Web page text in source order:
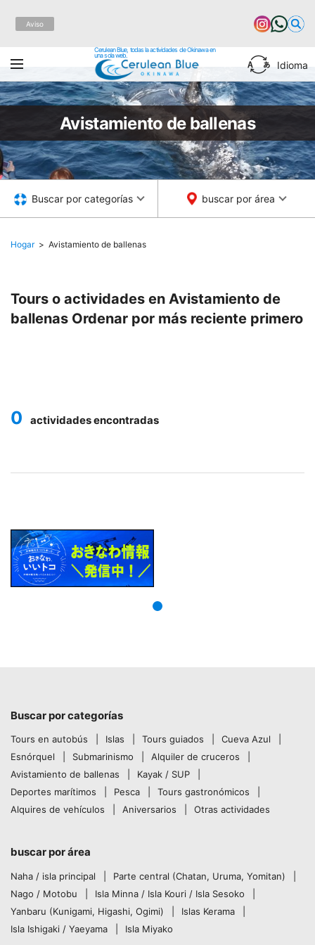
Aviso
Cerulean Blue, todas la actividades de Okinawa en
una sola web.
Idioma
Hogar Avistamiento de ballenas
Buscar por categorías buscar por área
Avistamiento de ballenas
Tours o actividades en Avistamiento de
ballenas Ordenar por más reciente primero
0 actividades encontradas
Buscar por categorías
Tours en autobús Islas Tours guiados
Cueva Azul
Esnórquel
Submarinismo
Alquiler de cruceros
Avistamiento de ballenas
Kayak / SUP
Deportes marítimos
Pesca
Tours gastronómicos
Alquires de vehículos
Aniversarios Otras actividades
buscar por área
Naha / isla principal
Parte central (Chatan, Uruma, Yomitan)
Nago / Motobu
Isla Minna / Isla Kouri / Isla Sesoko
Yanbaru (Kunigami, Higashi, Ogimi)
Islas Kerama
Isla Ishigaki / Yaeyama
Isla Miyako